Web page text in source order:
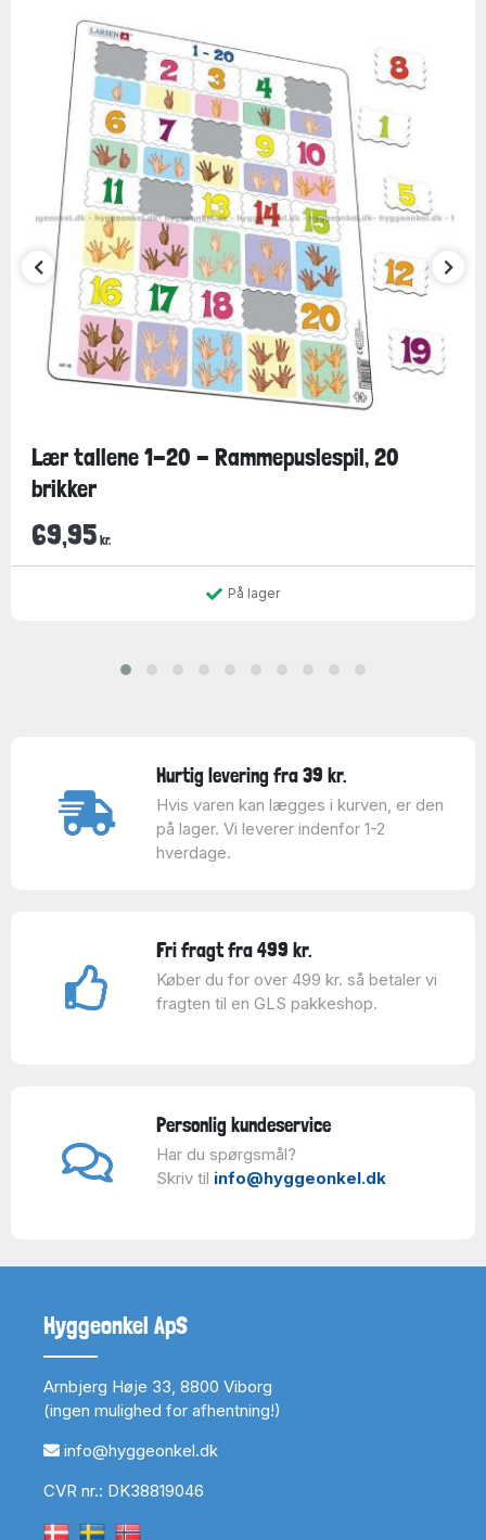
Lær tallene 1-20 - Rammepuslespil, 20
brikker
69,95 kr.
På lager
Hurtig levering fra 39 kr.
Hvis varen kan lægges i kurven, er den
på lager. Vi leverer indenfor 1-2
hverdage.
Fri fragt fra 499 kr.
Køber du for over 499 kr. så betaler vi
fragten til en GLS pakkeshop.
Personlig kundeservice
Har du spørgsmål?
Skriv til info@hyggeonkel.dk
Hyggeonkel ApS
Arnbjerg Høje 33, 8800 Viborg
(ingen mulighed for afhentning!)
info@hyggeonkel.dk
CVR nr.: DK38819046